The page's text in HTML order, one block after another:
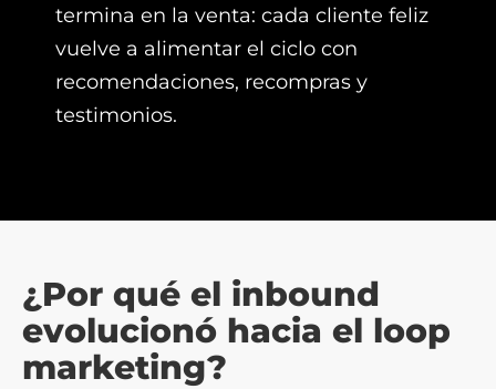
termina en la venta: cada cliente feliz
vuelve a alimentar el ciclo con
recomendaciones, recompras y
testimonios.
¿Por qué el inbound
evolucionó hacia el loop
marketing?